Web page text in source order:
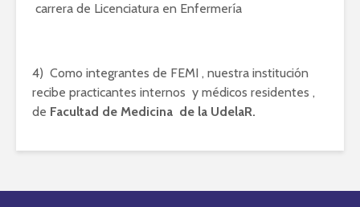
carrera de Licenciatura en Enfermería
4) Como integrantes de FEMI , nuestra institución
recibe practicantes internos y médicos residentes ,
de Facultad de Medicina de la UdelaR.